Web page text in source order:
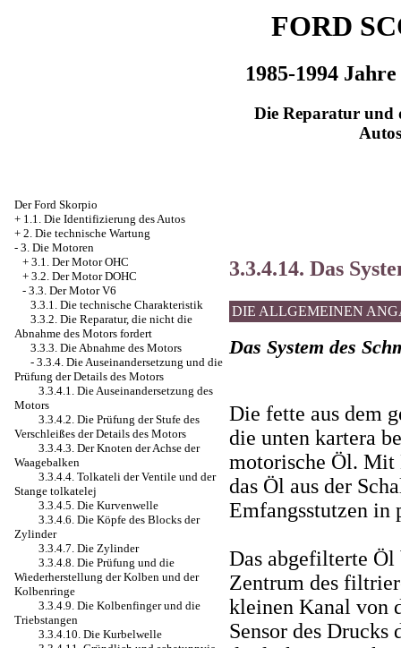
FORD
1985-1994
Die Reparatur und
Autos
Der Ford Skorpio
+ 1.1. Die Identifizierung des Autos
+ 2. Die technische Wartung
- 3. Die Motoren
+ 3.1. Der Motor OHC
+ 3.2. Der Motor DOHC
- 3.3. Der Motor V6
3.3.1. Die technische Charakteristik
3.3.2. Die Reparatur, die nicht die
Abnahme des Motors fordert
3.3.3. Die Abnahme des Motors
- 3.3.4. Die Auseinandersetzung und die
Prüfung der Details des Motors
3.3.4.1. Die Auseinandersetzung des
Motors
3.3.4.2. Die Prüfung der Stufe des
Verschleißes der Details des Motors
3.3.4.3. Der Knoten der Achse der
Waagebalken
3.3.4.4. Tolkateli der Ventile und der
Stange tolkatelej
3.3.4.5. Die Kurvenwelle
3.3.4.6. Die Köpfe des Blocks der
Zylinder
3.3.4.7. Die Zylinder
3.3.4.8. Die Prüfung und die
Wiederherstellung der Kolben und der
Kolbenringe
3.3.4.9. Die Kolbenfinger und die
Triebstangen
3.3.4.10. Die Kurbelwelle
3.3.4.14. Das
DIE ALLGEMEINEN
Das System des
Die fette aus dem
die unten kartera
motorische Öl. Mit
das Öl aus der
Emfangsstutzen in
Das abgefilterte Öl
Zentrum des
kleinen Kanal von
Sensor des Drucks